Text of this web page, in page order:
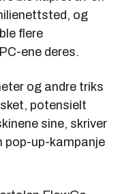
og
flere
ene deres.
og andre triks
potensielt
sine, skriver
pop-up-kampanje